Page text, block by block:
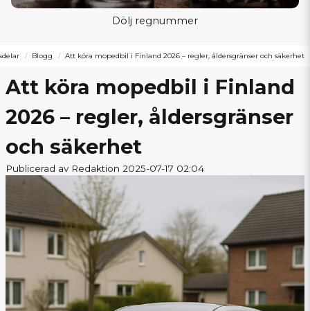
Dölj regnummer
Blogg Att köra mopedbil i Finland 2026 – regler, åldersgränser och säkerhet
Att köra mopedbil i Finland
2026 – regler, åldersgränser
och säkerhet
Publicerad av Redaktion 2025-07-17 02:04